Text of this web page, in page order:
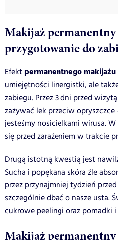
Makijaż permanentny
przygotowanie do
Efekt permanentnego makijażu
umiejętności linergistki, ale
zabiegu. Przez 3 dni przed
zażywać lek przeciw
jesteśmy nosicielkami wirusa.
się przed zarażeniem w trakcie
Drugą istotną kwestią jest
Sucha i popękana skóra źle
przez przynajmniej tydzień
szczególnie dbać o nasze usta.
cukrowe peelingi oraz pomadki
Makijaż permanentny